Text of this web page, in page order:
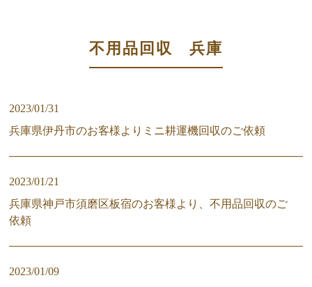
不用品回収 兵庫
2023/01/31
兵庫県伊丹市のお客様よりミニ耕運機回収のご依頼
2023/01/21
兵庫県神戸市須磨区板宿のお客様より、不用品回収のご
依頼
2023/01/09